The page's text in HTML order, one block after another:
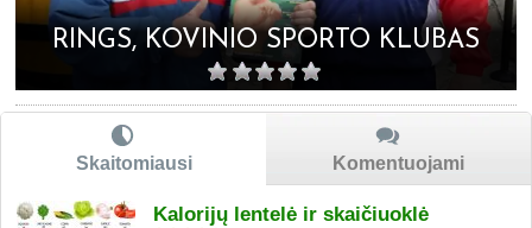
RINGS, KOVINIO SPORTO KLUBAS
Skaitomiausi Komentuojami
Kalorijų lentelė ir skaičiuoklė